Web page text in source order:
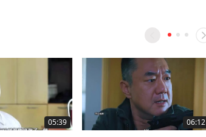
05:39 06:12